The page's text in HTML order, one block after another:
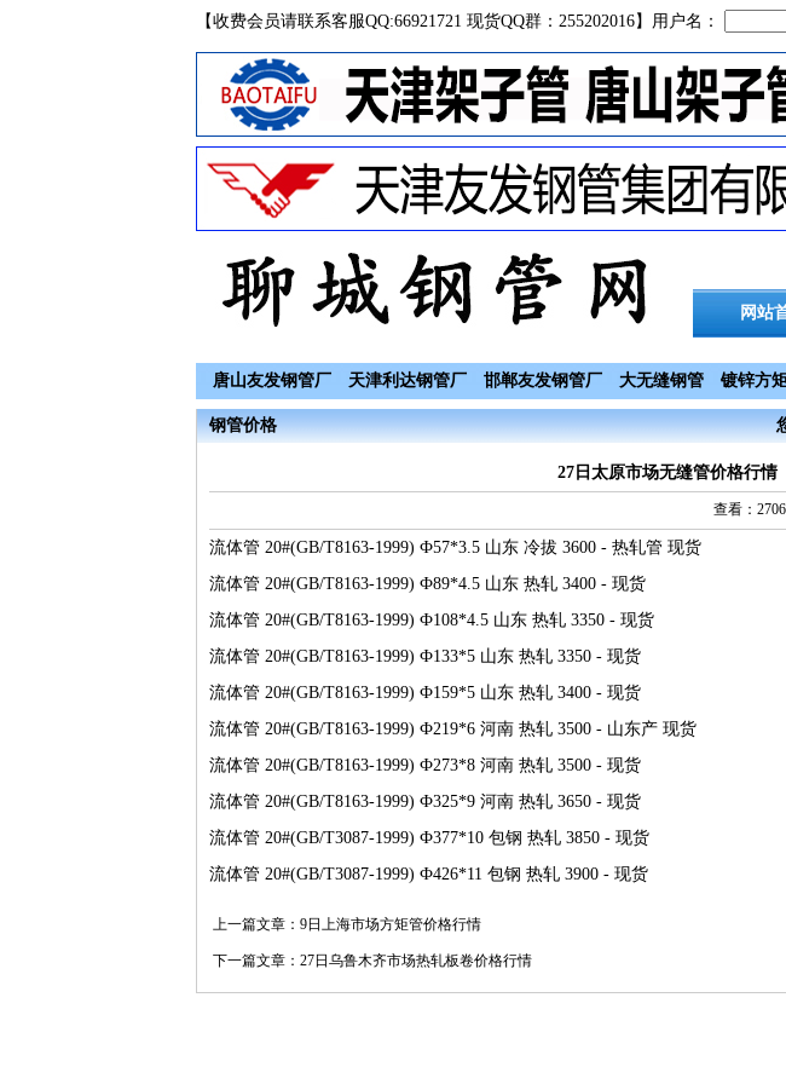
【收费会员请联系客服QQ:66921721 现货QQ群：255202016】用户名：
网站
唐山友发钢管厂 天津利达钢管厂 邯郸友发钢管厂 大无缝钢管 镀锌方
钢管价格
27日太原市场无缝管价格行情
查看：
流体管 20#(GB/T8163-1999) Ф57*3.5 山东 冷拔 3600 - 热轧管 现货
流体管 20#(GB/T8163-1999) Ф89*4.5 山东 热轧 3400 - 现货
流体管 20#(GB/T8163-1999) Ф108*4.5 山东 热轧 3350 - 现货
流体管 20#(GB/T8163-1999) Ф133*5 山东 热轧 3350 - 现货
流体管 20#(GB/T8163-1999) Ф159*5 山东 热轧 3400 - 现货
流体管 20#(GB/T8163-1999) Ф219*6 河南 热轧 3500 - 山东产 现货
流体管 20#(GB/T8163-1999) Ф273*8 河南 热轧 3500 - 现货
流体管 20#(GB/T8163-1999) Ф325*9 河南 热轧 3650 - 现货
流体管 20#(GB/T3087-1999) Ф377*10 包钢 热轧 3850 - 现货
流体管 20#(GB/T3087-1999) Ф426*11 包钢 热轧 3900 - 现货
上一篇文章： 9日上海市场方矩管价格行情
下一篇文章： 27日乌鲁木齐市场热轧板卷价格行情